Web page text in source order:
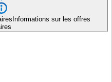
Informations sur les offres